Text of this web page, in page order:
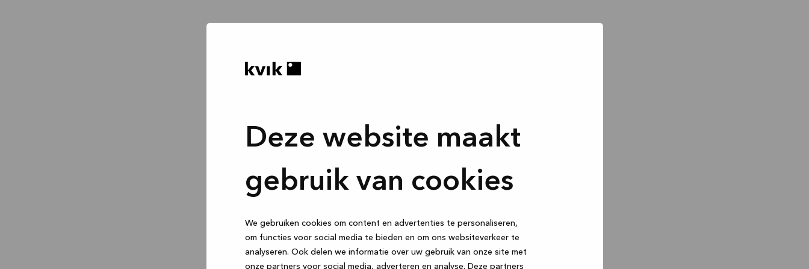
Deze website maakt
gebruik van cookies
We gebruiken cookies om content en advertenties te personaliseren,
om functies voor social media te bieden en om ons websiteverkeer te
analyseren. Ook delen we informatie over uw gebruik van onze site met
onze partners voor social media, adverteren en analyse. Deze partners